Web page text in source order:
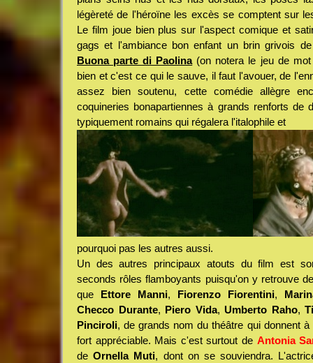
légèreté de l'héroïne les excès se comptent sur
Le film joue bien plus sur l'aspect comique et
gags et l'ambiance bon enfant un brin grivois
Buona parte di Paolina(on notera le jeu de mot
bien et c'est ce qui le sauve, il faut l'avouer, de
assez bien soutenu, cette comédie allègre
coquineries bonapartiennes à grands renforts de
typiquement romains qui régalera l'italophile et
pourquoi pas les autres aussi.
Un des autres principaux atouts du film est
seconds rôles flamboyants puisqu'on y retrouve
que Ettore Manni, Fiorenzo Fiorentini,
Checco Durante, Piero Vida, Umberto Raho,
Pinciroli, de grands nom du théâtre qui donnent
fort appréciable. Mais c'est surtout de Antonia
deOrnella Muti, dont on se souviendra.